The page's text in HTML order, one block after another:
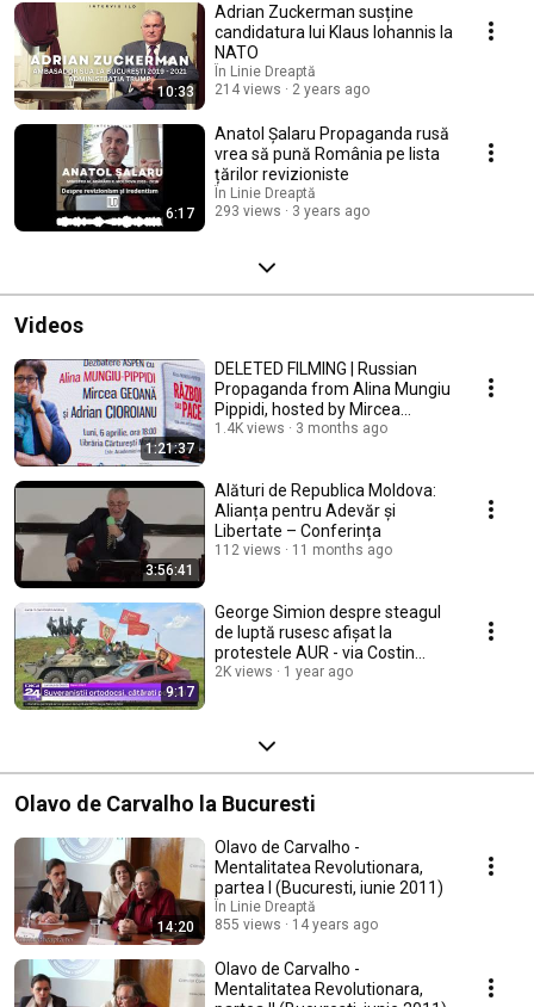
10:33
Adrian Zuckerman susține
candidatura lui Klaus Iohannis la
NATO
În Linie Dreaptă
214 views
2 years ago
6:17
Anatol Șalaru Propaganda rusă
vrea să pună România pe lista
țărilor revizioniste
În Linie Dreaptă
293 views
3 years ago
Videos
1:21:37
DELETED FILMING | Russian
Propaganda from Alina Mungiu
Pippidi, hosted by Mircea
Geoană
1.4K views 3 months ago
3:56:41
Alături de Republica Moldova:
Alianța pentru Adevăr și
Libertate – Conferința
112 views 11 months ago
9:17
George Simion despre steagul
de luptă rusesc afișat la
protestele AUR - via Costin
Andrieș
2K views 1 year ago
Olavo de Carvalho la Bucuresti
14:20
Olavo de Carvalho -
Mentalitatea Revolutionara,
partea I (Bucuresti, iunie 2011)
În Linie Dreaptă
855 views
14 years ago
Olavo de Carvalho -
Mentalitatea Revolutionara,